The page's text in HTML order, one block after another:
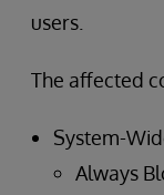
users.
The affected
System-
Always